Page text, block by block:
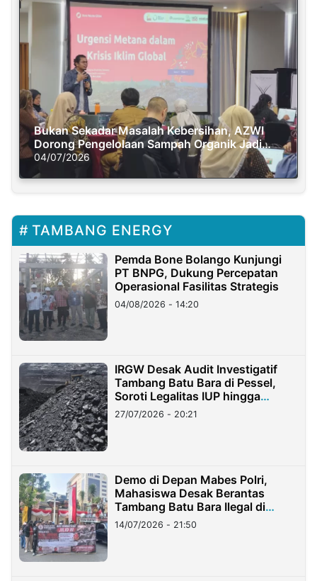
Bukan Sekadar Masalah Kebersihan, AZWI
Dorong Pengelolaan Sampah Organik Jadi
Solusi Krisis Iklim
04/07/2026
TAMBANG ENERGY
Pemda Bone Bolango Kunjungi
PT BNPG, Dukung Percepatan
Operasional Fasilitas Strategis
04/08/2026 - 14:20
IRGW Desak Audit Investigatif
Tambang Batu Bara di Pessel,
Soroti Legalitas IUP hingga
Stockpile
27/07/2026 - 20:21
Demo di Depan Mabes Polri,
Mahasiswa Desak Berantas
Tambang Batu Bara Ilegal di
Lampung
14/07/2026 - 21:50